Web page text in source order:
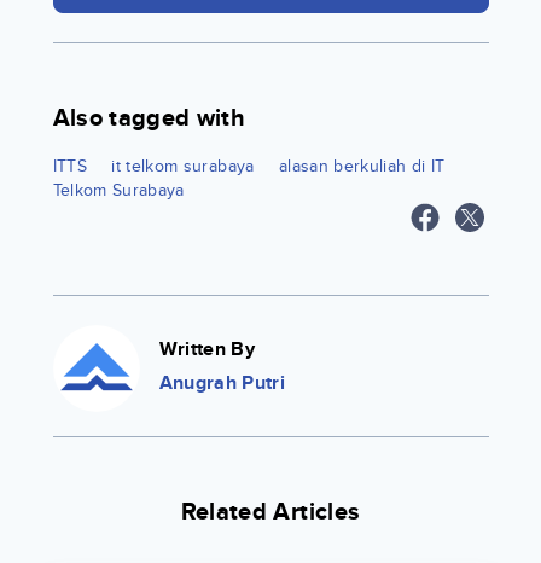
Also tagged with
ITTS it telkom surabaya
alasan berkuliah di IT
Telkom Surabaya
Written By
Anugrah Putri
Related Articles